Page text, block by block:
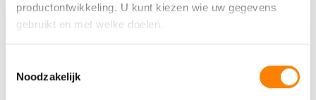
productontwikkeling. U kunt kiezen wie uw gegevens
gebruikt en met welke doelen.
Informatie verzamelen over uw geografische locatie,
Noodzakelijk